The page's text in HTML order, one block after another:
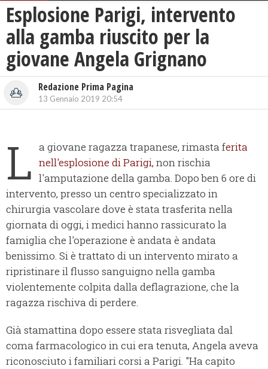
Esplosione Parigi, intervento
alla gamba riuscito per la
giovane Angela Grignano
Redazione Prima Pagina
13 Gennaio 2019 20:54
L a giovane ragazza trapanese, rimasta ferita
nell'esplosione di Parigi, non rischia
l'amputazione della gamba. Dopo ben 6 ore di
intervento, presso un centro specializzato in
chirurgia vascolare dove è stata trasferita nella
giornata di oggi, i medici hanno rassicurato la
famiglia che l'operazione è andata è andata
benissimo. Si è trattato di un intervento mirato a
ripristinare il flusso sanguigno nella gamba
violentemente colpita dalla deflagrazione, che la
ragazza rischiva di perdere.
Già stamattina dopo essere stata risvegliata dal
coma farmacologico in cui era tenuta, Angela aveva
riconosciuto i familiari corsi a Parigi. "Ha capito